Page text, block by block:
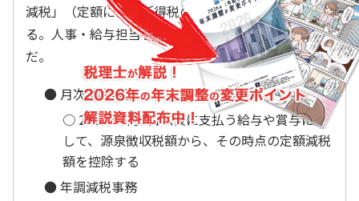
減税」（定額による所得税の特別控除）が挙げられ
る。人事・給与担当者に発生する業務は以下の2つ
だ。
● 月次減税事務
○ 2024年6月1日以後に支払う給与や賞与に対
して、源泉徴収税額から、その時点の定額減税
額を控除する
● 年調減税事務